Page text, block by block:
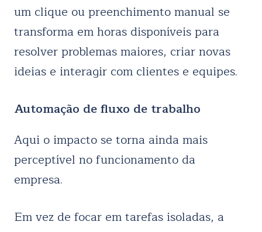
um clique ou preenchimento manual se
transforma em horas disponíveis para
resolver problemas maiores, criar novas
ideias e interagir com clientes e equipes.
Automação de fluxo de trabalho
Aqui o impacto se torna ainda mais
perceptível no funcionamento da
empresa.
Em vez de focar em tarefas isoladas, a